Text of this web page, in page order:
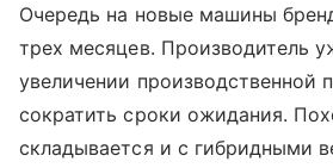
Очередь на новые машины
трех месяцев. Производитель
увеличении производственной
сократить сроки ожидания.
складывается и с гибридными